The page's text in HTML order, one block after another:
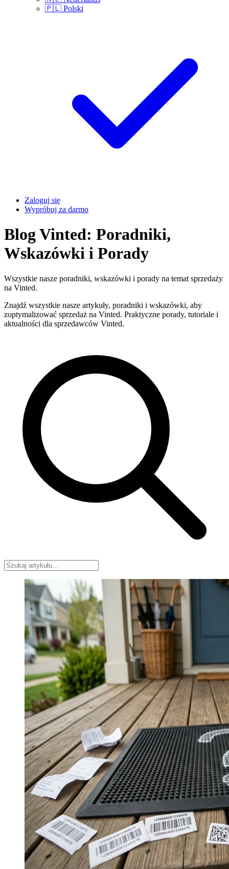
🇵🇱 Polski
Zaloguj się
Wypróbuj za darmo
Blog Vinted: Poradniki,
Wskazówki i Porady
Wszystkie nasze poradniki, wskazówki i porady na temat sprzedaży
na Vinted.
Znajdź wszystkie nasze artykuły, poradniki i wskazówki, aby
zoptymalizować sprzedaż na Vinted. Praktyczne porady, tutoriale i
aktualności dla sprzedawców Vinted.